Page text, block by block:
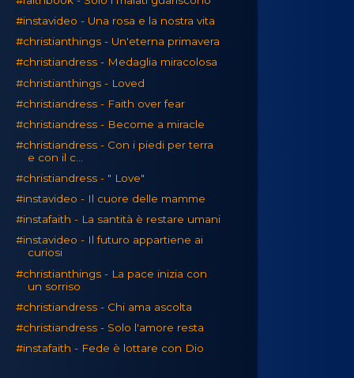
#instavideo - Una rosa e la nostra vita
#christianthings - Un'eterna primavera
#christiandress - Medaglia miracolosa
#christianthings - Loved
#christiandress - Faith over fear
#christiandress - Become a miracle
#christiandress - Con i piedi per terra
e con il c...
#christiandress - " Love"
#instavideo - Il cuore delle mamme
#instafaith - La santità è restare umani
#instavideo - Il futuro appartiene ai
curiosi
#christianthings - La pace inizia con
un sorriso
#christiandress - Chi ama ascolta
#christiandress - Solo l'amore resta
#instafaith - Fede è lottare con Dio